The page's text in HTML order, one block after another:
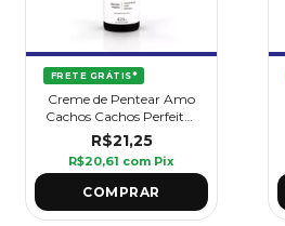
FRETE GRÁTIS*
Creme de Pentear Amo
Cachos Cachos Perfeitos
420 ml - Griffus
R$21,25
R$20,61 com Pix